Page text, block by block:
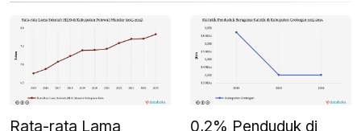
Rata-rata Lama
0,2% Penduduk di